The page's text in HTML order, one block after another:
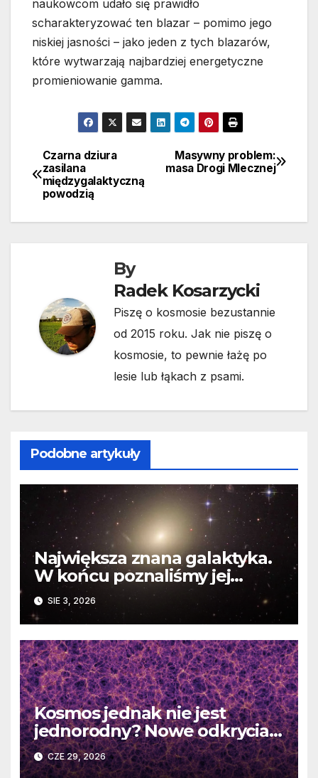
naukowcom udało się prawidło
scharakteryzować ten blazar – pomimo jego
niskiej jasności – jako jeden z tych blazarów,
które wytwarzają najbardziej energetyczne
promieniowanie gamma.
Nawigacja
wpisu
Masywny problem:
masa Drogi Mlecznej
Czarna dziura
zasilana
międzygalaktyczną
powodzią
By
Radek Kosarzycki
Piszę o kosmosie bezustannie
od 2015 roku. Jak nie piszę o
kosmosie, to pewnie łażę po
lesie lub łąkach z psami.
Podobne artykuły
Największa znana galaktyka.
W końcu poznaliśmy jej
faktyczne wymiary
SIE 3, 2026
Kosmos jednak nie jest
jednorodny? Nowe odkrycia
DESI burzą fundamentalne
zasady kosmologii
CZE 29, 2026